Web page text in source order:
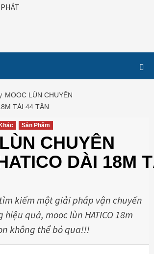
MOOC LÙN CHUYÊN
TẢI 44 TẤN
Sản Phẩm
CHUYÊN
DÀI 18M
kiếm một giải pháp vận chuyển
quả, mooc lùn HATICO 18m
không thể bỏ qua!!!